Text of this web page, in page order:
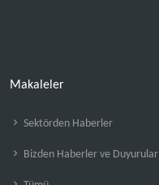
Makaleler
Sektörden Haberler
Bizden Haberler ve Duyurular